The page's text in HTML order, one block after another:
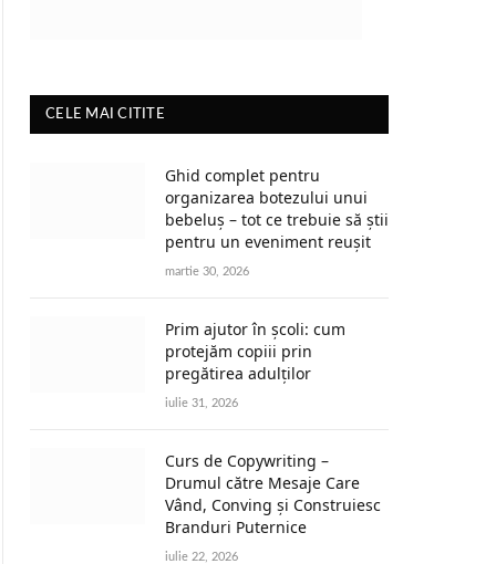
CELE MAI CITITE
Ghid complet pentru
organizarea botezului unui
bebeluș – tot ce trebuie să știi
pentru un eveniment reușit
martie 30, 2026
Prim ajutor în școli: cum
protejăm copiii prin
pregătirea adulților
iulie 31, 2026
Curs de Copywriting –
Drumul către Mesaje Care
Vând, Conving și Construiesc
Branduri Puternice
iulie 22, 2026